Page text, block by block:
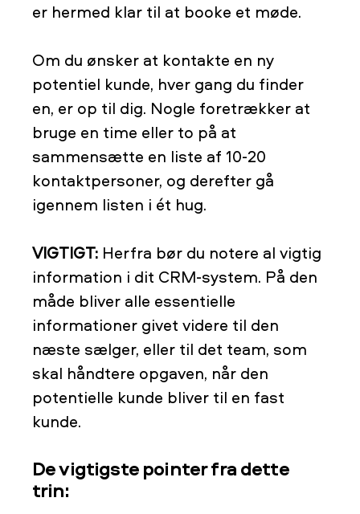
er hermed klar til at booke et møde.
Om du ønsker at kontakte en ny
potentiel kunde, hver gang du finder
en, er op til dig. Nogle foretrækker at
bruge en time eller to på at
sammensætte en liste af 10-20
kontaktpersoner, og derefter gå
igennem listen i ét hug.
VIGTIGT: Herfra bør du notere al vigtig
information i dit CRM-system. På den
måde bliver alle essentielle
informationer givet videre til den
næste sælger, eller til det team, som
skal håndtere opgaven, når den
potentielle kunde bliver til en fast
kunde.
De vigtigste pointer fra dette
trin: